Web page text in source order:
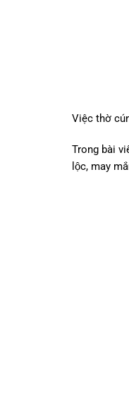
Việc thờ
Trong bài
lộc, may